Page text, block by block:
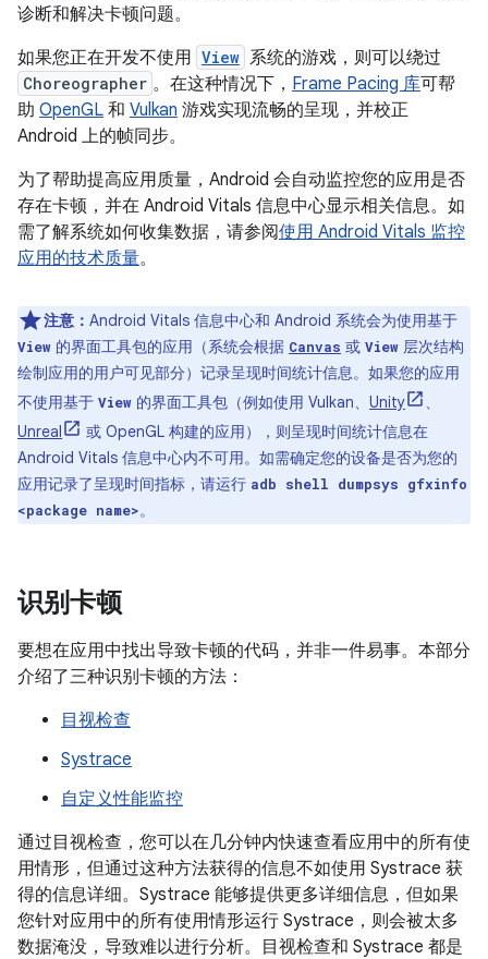
诊断和解决卡顿问题。
如果您正在开发不使用 View 系统的游戏，则可以绕过
Choreographer 。在这种情况下， Frame Pacing 库可帮
助 OpenGL 和 Vulkan 游戏实现流畅的呈现，并校正
Android 上的帧同步。
为了帮助提高应用质量，Android 会自动监控您的应用是否
存在卡顿，并在 Android Vitals 信息中心显示相关信息。如
需了解系统如何收集数据，请参阅使用 Android Vitals 监控
应用的技术质量。
注意： Android Vitals 信息中心和 Android 系统会为使用基于
View 的界面工具包的应用（系统会根据 Canvas 或 View 层次结构
绘制应用的用户可见部分）记录呈现时间统计信息。如果您的应用
不使用基于 View 的界面工具包（例如使用 Vulkan、 Unity
、
Unreal
或 OpenGL 构建的应用），则呈现时间统计信息在
Android Vitals 信息中心内不可用。如需确定您的设备是否为您的
应用记录了呈现时间指标，请运行 adb shell dumpsys gfxinfo
<package name>。
识别卡顿
要想在应用中找出导致卡顿的代码，并非一件易事。本部分
介绍了三种识别卡顿的方法：
目视检查
Systrace
自定义性能监控
通过目视检查 ，您可以在几分钟内快速查看应用中的所有使
用情形，但通过这种方法获得的信息不如使用 Systrace 获
得的信息详细。Systrace 能够提供更多详细信息，但如果
您针对应用中的所有使用情形运行 Systrace，则会被太多
数据淹没，导致难以进行分析。
目视检查和 Systrace 都是